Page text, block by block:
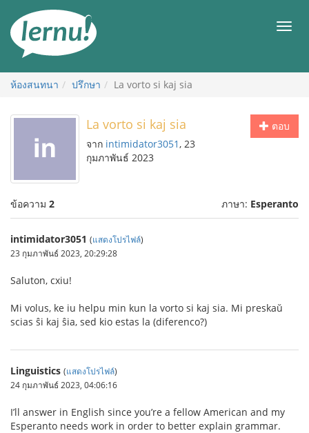
สารบัญ
เมนู
ห้องสนทนา ปรึกษา La vorto si kaj sia
ตอบ
La vorto si kaj sia
จาก intimidator3051, 23
กุมภาพันธ์ 2023
ข้อความ 2 ภาษา: Esperanto
intimidator3051 (แสดงโปรไฟล์)
23 กุมภาพันธ์ 2023, 20:29:28
Saluton, cxiu!
Mi volus, ke iu helpu min kun la vorto si kaj sia. Mi preskaŭ
scias ŝi kaj ŝia, sed kio estas la (diferenco?)
Linguistics (แสดงโปรไฟล์)
24 กุมภาพันธ์ 2023, 04:06:16
I’ll answer in English since you’re a fellow American and my
Esperanto needs work in order to better explain grammar.